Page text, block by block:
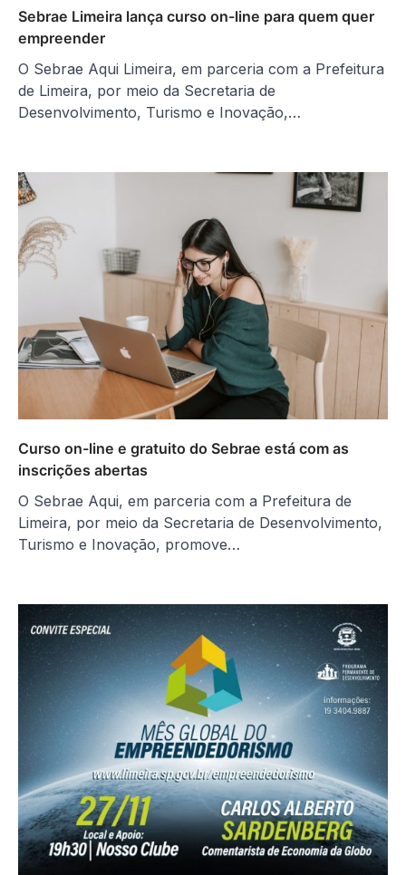
Sebrae Limeira lança curso on-line para quem quer
empreender
O Sebrae Aqui Limeira, em parceria com a Prefeitura
de Limeira, por meio da Secretaria de
Desenvolvimento, Turismo e Inovação,…
Curso on-line e gratuito do Sebrae está com as
inscrições abertas
O Sebrae Aqui, em parceria com a Prefeitura de
Limeira, por meio da Secretaria de Desenvolvimento,
Turismo e Inovação, promove…